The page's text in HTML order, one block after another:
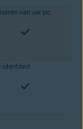
van uw pc
identiteit